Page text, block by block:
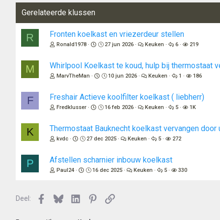
Gerelateerde klussen
R Fronten koelkast en vriezerdeur stellen
Ronald1978 27 jun 2026 Keuken 6 219
M Whirlpool Koelkast te koud, hulp bij thermostaat
MarvTheMan 10 jun 2026 Keuken 1 186
F Freshair Actieve koolfilter koelkast ( liebherr)
Fredklusser 16 feb 2026 Keuken 5 1K
K Thermostaat Bauknecht koelkast vervangen
kvdc 27 dec 2025 Keuken 5 272
P Afstellen scharnier inbouw koelkast
Paul24 16 dec 2025 Keuken 5 330
Deel: Facebook
BlueskyLinkedInPinterest
Link